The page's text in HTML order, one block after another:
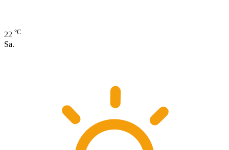
22 °C
Sa.